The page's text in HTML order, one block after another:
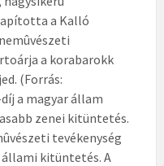
a Kalló
a korabarokk
(Forrás:
a magyar állam
zenei kitüntetés.
tevékenység
kitüntetés. A